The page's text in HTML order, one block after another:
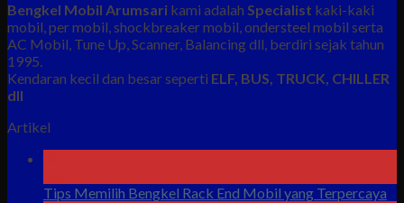
Bengkel Mobil Arumsari kami adalah Specialist kaki-kaki
mobil, per mobil, shockbreaker mobil, ondersteel mobil serta
AC Mobil, Tune Up, Scanner, Balancing dll, berdiri sejak tahun
1995.
Kendaran kecil dan besar seperti ELF, BUS, TRUCK, CHILLER
dll
Artikel
Tips Memilih Bengkel Rack End Mobil yang Terpercaya